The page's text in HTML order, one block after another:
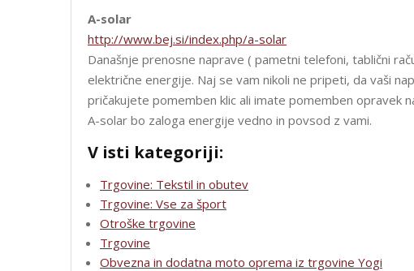
A-solar
http://www.bej.si/index.php/a-solar
Današnje prenosne naprave ( pametni telefoni, tablični
električne energije. Naj se vam nikoli ne pripeti, da vaši
pričakujete pomemben klic ali imate pomemben opravek
A-solar bo zaloga energije vedno in povsod z vami.
V isti kategoriji:
Trgovine: Tekstil in obutev
Trgovine: Vse za šport
Otroške trgovine
Trgovine
Obvezna in dodatna moto oprema iz trgovine Yogi